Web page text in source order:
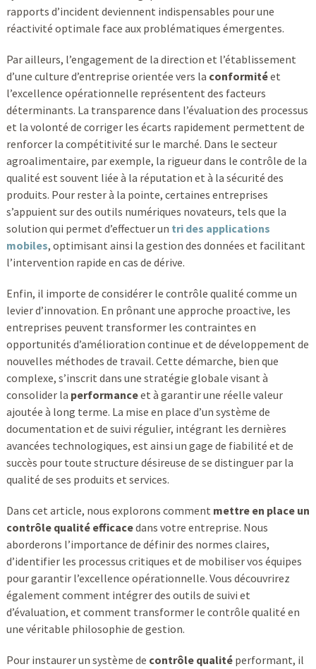
rapports d’incident deviennent indispensables pour une
réactivité optimale face aux problématiques émergentes.
Par ailleurs, l’engagement de la direction et l’établissement
d’une culture d’entreprise orientée vers la conformitéet
l’excellence opérationnelle représentent des facteurs
déterminants. La transparence dans l’évaluation des processus
et la volonté de corriger les écarts rapidement permettent de
renforcer la compétitivité sur le marché. Dans le secteur
agroalimentaire, par exemple, la rigueur dans le contrôle de la
qualité est souvent liée à la réputation et à la sécurité des
produits. Pour rester à la pointe, certaines entreprises
s’appuient sur des outils numériques novateurs, tels que la
solution qui permet d’effectuer un tri des applications
mobiles, optimisant ainsi la gestion des données et facilitant
l’intervention rapide en cas de dérive.
Enfin, il importe de considérer le contrôle qualité comme un
levier d’innovation. En prônant une approche proactive, les
entreprises peuvent transformer les contraintes en
opportunités d’amélioration continue et de développement de
nouvelles méthodes de travail. Cette démarche, bien que
complexe, s’inscrit dans une stratégie globale visant à
consolider la performanceet à garantir une réelle valeur
ajoutée à long terme. La mise en place d’un système de
documentation et de suivi régulier, intégrant les dernières
avancées technologiques, est ainsi un gage de fiabilité et de
succès pour toute structure désireuse de se distinguer par la
qualité de ses produits et services.
Dans cet article, nous explorons comment mettre en place un
contrôle qualité efficacedans votre entreprise. Nous
aborderons l’importance de définir des normes claires,
d’identifier les processus critiques et de mobiliser vos équipes
pour garantir l’excellence opérationnelle. Vous découvrirez
également comment intégrer des outils de suivi et
d’évaluation, et comment transformer le contrôle qualité en
une véritable philosophie de gestion.
Pour instaurer un système de contrôle qualitéperformant, il